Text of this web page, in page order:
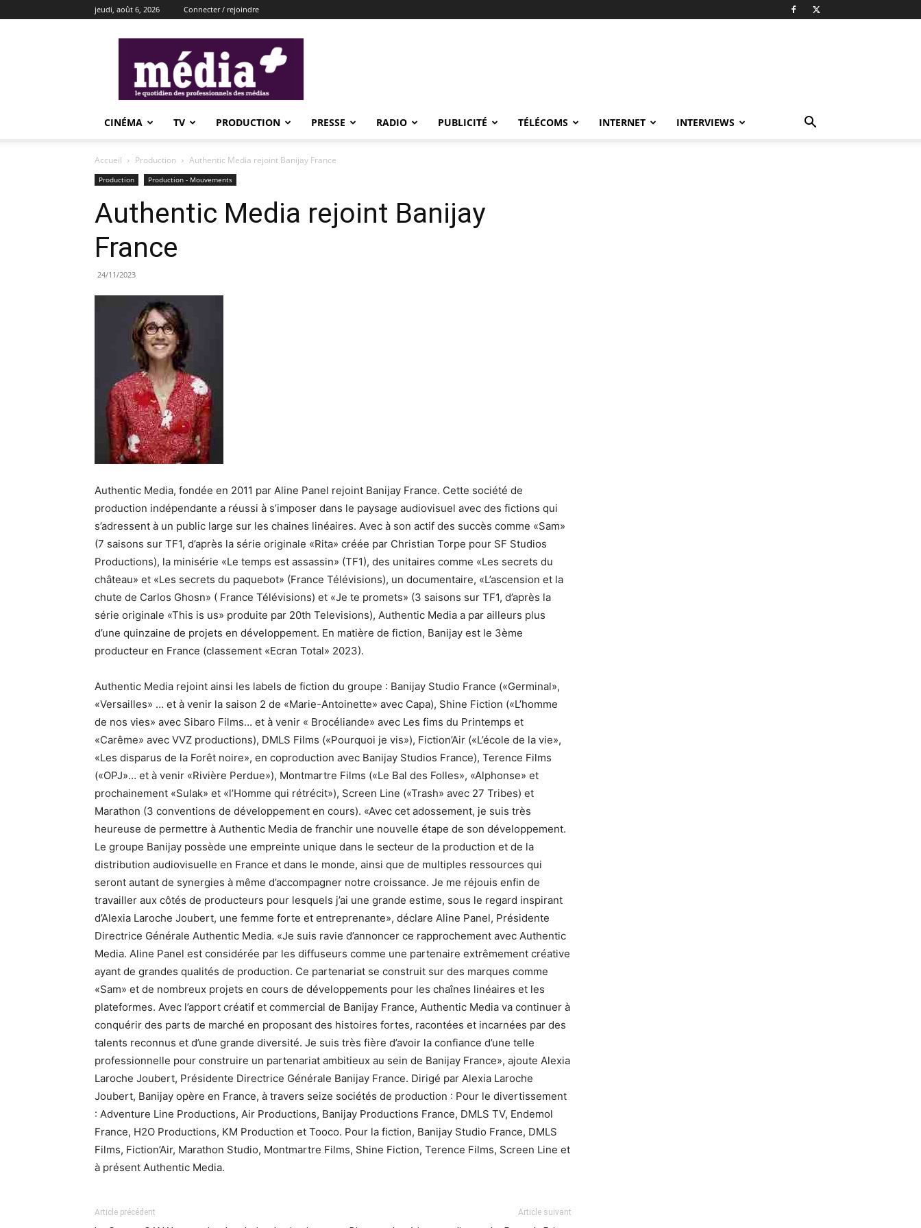
jeudi, août 6, 2026 Connecter / rejoindre
CINÉMA TV PRODUCTION PRESSE RADIO PUBLICITÉ TÉLÉCOMS INTERNET INTERVIEWS
Accueil Production Authentic Media rejoint Banijay France
Production Production - Mouvements
Authentic Media rejoint Banijay
France
24/11/2023
Authentic Media, fondée en 2011 par Aline Panel rejoint Banijay France. Cette société de
production indépendante a réussi à s’imposer dans le paysage audiovisuel avec des fictions qui
s’adressent à un public large sur les chaines linéaires. Avec à son actif des succès comme «Sam»
(7 saisons sur TF1, d’après la série originale «Rita» créée par Christian Torpe pour SF Studios
Productions), la minisérie «Le temps est assassin» (TF1), des unitaires comme «Les secrets du
château» et «Les secrets du paquebot» (France Télévisions), un documentaire, «L’ascension et la
chute de Carlos Ghosn» ( France Télévisions) et «Je te promets» (3 saisons sur TF1, d’après la
série originale «This is us» produite par 20th Televisions), Authentic Media a par ailleurs plus
d’une quinzaine de projets en développement. En matière de fiction, Banijay est le 3ème
producteur en France (classement «Ecran Total» 2023).
Authentic Media rejoint ainsi les labels de fiction du groupe : Banijay Studio France («Germinal»,
«Versailles» … et à venir la saison 2 de «Marie-Antoinette» avec Capa), Shine Fiction («L’homme
de nos vies» avec Sibaro Films… et à venir « Brocéliande» avec Les fims du Printemps et
«Carême» avec VVZ productions), DMLS Films («Pourquoi je vis»), Fiction’Air («L’école de la vie»,
«Les disparus de la Forêt noire», en coproduction avec Banijay Studios France), Terence Films
(«OPJ»… et à venir «Rivière Perdue»), Montmartre Films («Le Bal des Folles», «Alphonse» et
prochainement «Sulak» et «l’Homme qui rétrécit»), Screen Line («Trash» avec 27 Tribes) et
Marathon (3 conventions de développement en cours). «Avec cet adossement, je suis très
heureuse de permettre à Authentic Media de franchir une nouvelle étape de son développement.
Le groupe Banijay possède une empreinte unique dans le secteur de la production et de la
distribution audiovisuelle en France et dans le monde, ainsi que de multiples ressources qui
seront autant de synergies à même d’accompagner notre croissance. Je me réjouis enfin de
travailler aux côtés de producteurs pour lesquels j’ai une grande estime, sous le regard inspirant
d’Alexia Laroche Joubert, une femme forte et entreprenante», déclare Aline Panel, Présidente
Directrice Générale Authentic Media. «Je suis ravie d’annoncer ce rapprochement avec Authentic
Media. Aline Panel est considérée par les diffuseurs comme une partenaire extrêmement créative
ayant de grandes qualités de production. Ce partenariat se construit sur des marques comme
«Sam» et de nombreux projets en cours de développements pour les chaînes linéaires et les
plateformes. Avec l’apport créatif et commercial de Banijay France, Authentic Media va continuer à
conquérir des parts de marché en proposant des histoires fortes, racontées et incarnées par des
talents reconnus et d’une grande diversité. Je suis très fière d’avoir la confiance d’une telle
professionnelle pour construire un partenariat ambitieux au sein de Banijay France», ajoute Alexia
Laroche Joubert, Présidente Directrice Générale Banijay France. Dirigé par Alexia Laroche
Joubert, Banijay opère en France, à travers seize sociétés de production : Pour le divertissement
: Adventure Line Productions, Air Productions, Banijay Productions France, DMLS TV, Endemol
France, H2O Productions, KM Production et Tooco. Pour la fiction, Banijay Studio France, DMLS
Films, Fiction’Air, Marathon Studio, Montmartre Films, Shine Fiction, Terence Films, Screen Line et
à présent Authentic Media.
Article précédent Article suivant